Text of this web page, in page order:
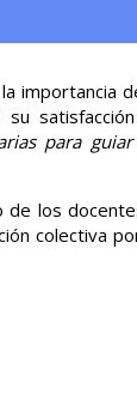
importancia
para
de los
colectiva